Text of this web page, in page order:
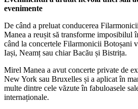
evenimente
De când a preluat conducerea
Manea a reușit să transforme imposibilul
când la concertele Filarmonicii Botoșani
Iași, Neamț sau chiar Bacău și Bistrița.
Mirel Manea a avut concerte private de
New York sau Bruxelles și a aplicat în
multe dintre cele văzute în fabuloasele
internaționale.